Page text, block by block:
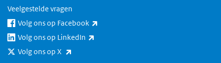
Veelgestelde vragen
Volg ons op Facebook
Volg ons op LinkedIn
Volg ons op X